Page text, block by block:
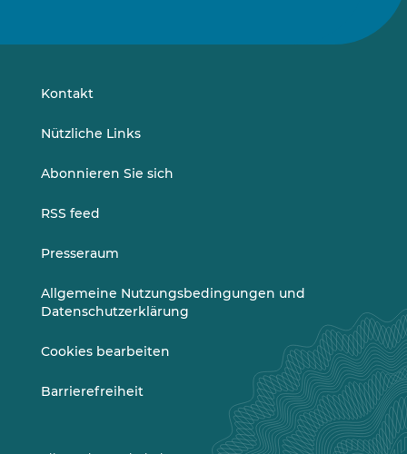
uns
uns
Kontakt
Nützliche Links
Abonnieren Sie sich
RSS feed
Presseraum
Allgemeine Nutzungsbedingungen und
Datenschutzerklärung
Cookies bearbeiten
Barrierefreiheit